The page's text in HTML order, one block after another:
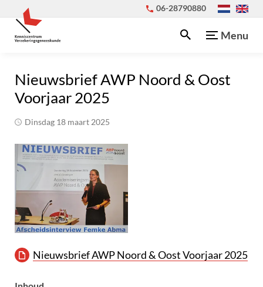
06-28790880
Menu
Nieuwsbrief AWP Noord & Oost
Voorjaar 2025
dinsdag 18 maart 2025
Nieuwsbrief AWP Noord & Oost Voorjaar 2025